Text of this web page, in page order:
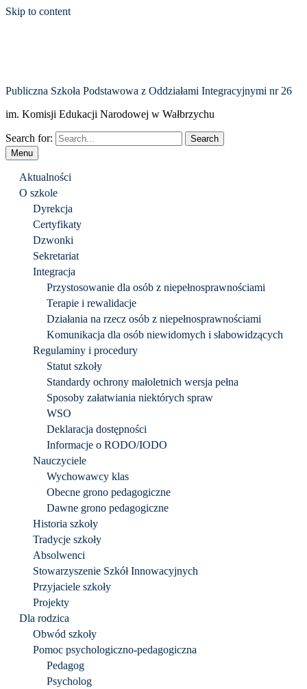
Skip to content
Publiczna Szkoła Podstawowa z Oddziałami Integracyjnymi nr 26
im. Komisji Edukacji Narodowej w Wałbrzychu
Search for:
Menu
Aktualności
O szkole
Dyrekcja
Certyfikaty
Dzwonki
Sekretariat
Integracja
Przystosowanie dla osób z niepełnosprawnościami
Terapie i rewalidacje
Działania na rzecz osób z niepełnosprawnościami
Komunikacja dla osób niewidomych i słabowidzących
Regulaminy i procedury
Statut szkoły
Standardy ochrony małoletnich wersja pełna
Sposoby załatwiania niektórych spraw
WSO
Deklaracja dostępności
Informacje o RODO/IODO
Nauczyciele
Wychowawcy klas
Obecne grono pedagogiczne
Dawne grono pedagogiczne
Historia szkoły
Tradycje szkoły
Absolwenci
Stowarzyszenie Szkół Innowacyjnych
Przyjaciele szkoły
Projekty
Dla rodzica
Obwód szkoły
Pomoc psychologiczno-pedagogiczna
Pedagog
Psycholog